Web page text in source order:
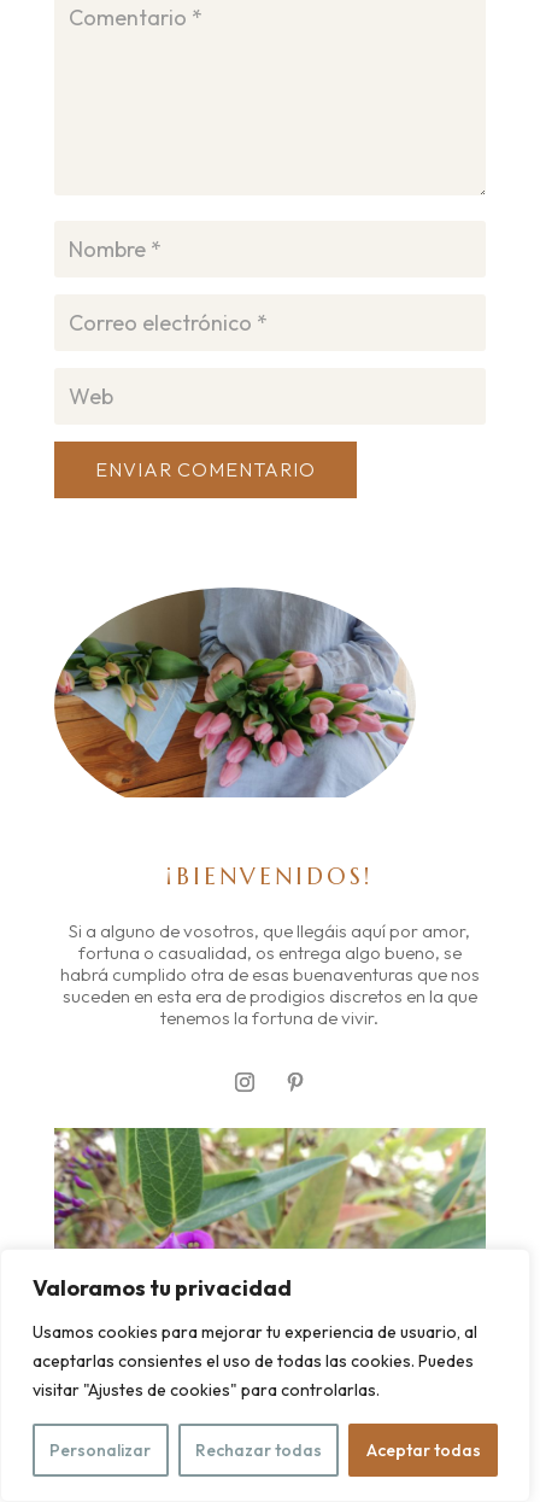
Valoramos tu privacidad
Usamos cookies para mejorar tu experiencia de usuario, al
aceptarlas consientes el uso de todas las cookies. Puedes
visitar "Ajustes de cookies" para controlarlas.
Personalizar Rechazar todas Aceptar todas
ENVIAR COMENTARIO
¡BIENVENIDOS!
Si a alguno de vosotros, que llegáis aquí por amor,
fortuna o casualidad, os entrega algo bueno, se
habrá cumplido otra de esas buenaventuras que nos
suceden en esta era de prodigios discretos en la que
tenemos la fortuna de vivir.